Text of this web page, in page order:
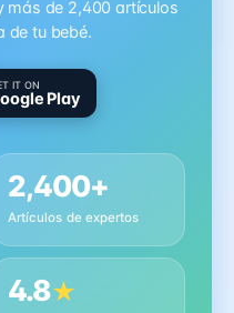
más de 2,400 artículos
de tu bebé.
IT ON
Play
2,400+
Artículos de expertos
4.8★